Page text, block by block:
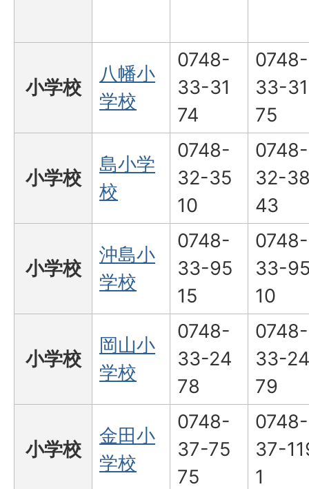
小学校
八幡小
学校
0748-
33-31
74
0748-
33-31
75
小学校
島小学
校
0748-
32-35
10
0748-
32-
43
小学校
沖島小
学校
0748-
33-95
15
0748-
33-
10
小学校
岡山小
学校
0748-
33-24
78
0748-
33-24
79
小学校
金田小
学校
0748-
37-75
75
0748-
37-
1